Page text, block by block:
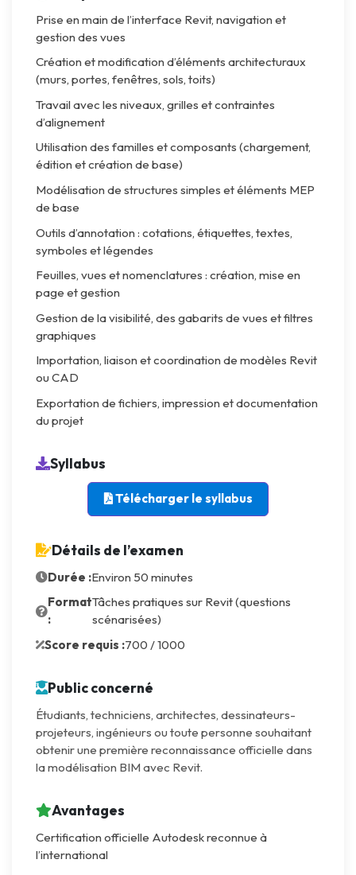
Prise en main de l’interface Revit, navigation et
gestion des vues
Création et modification d’éléments architecturaux
(murs, portes, fenêtres, sols, toits)
Travail avec les niveaux, grilles et contraintes
d’alignement
Utilisation des familles et composants (chargement,
édition et création de base)
Modélisation de structures simples et éléments MEP
de base
Outils d’annotation : cotations, étiquettes, textes,
symboles et légendes
Feuilles, vues et nomenclatures : création, mise en
page et gestion
Gestion de la visibilité, des gabarits de vues et filtres
graphiques
Importation, liaison et coordination de modèles Revit
ou CAD
Exportation de fichiers, impression et documentation
du projet
Syllabus
Télécharger le syllabus
Détails de l’examen
Durée :Environ 50 minutes
Format
:
Tâches pratiques sur Revit (questions
scénarisées)
Score requis :700 / 1000
Public concerné
Étudiants, techniciens, architectes, dessinateurs-
projeteurs, ingénieurs ou toute personne souhaitant
obtenir une première reconnaissance officielle dans
la modélisation BIM avec Revit.
Avantages
Certification officielle Autodesk reconnue à
l’international